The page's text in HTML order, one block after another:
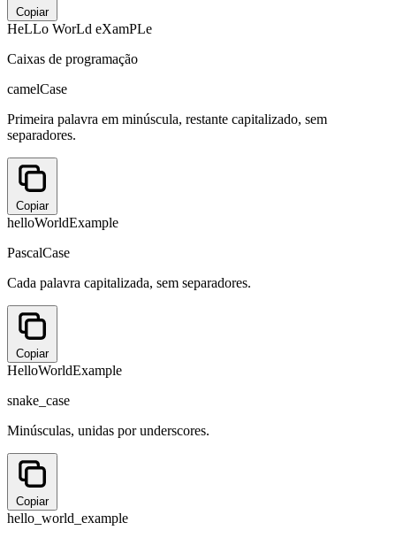
Copiar
HeLLo WorLd eXamPLe
Caixas de programação
camelCase
Primeira palavra em minúscula, restante capitalizado, sem
separadores.
Copiar
helloWorldExample
PascalCase
Cada palavra capitalizada, sem separadores.
Copiar
HelloWorldExample
snake_case
Minúsculas, unidas por underscores.
Copiar
hello_world_example